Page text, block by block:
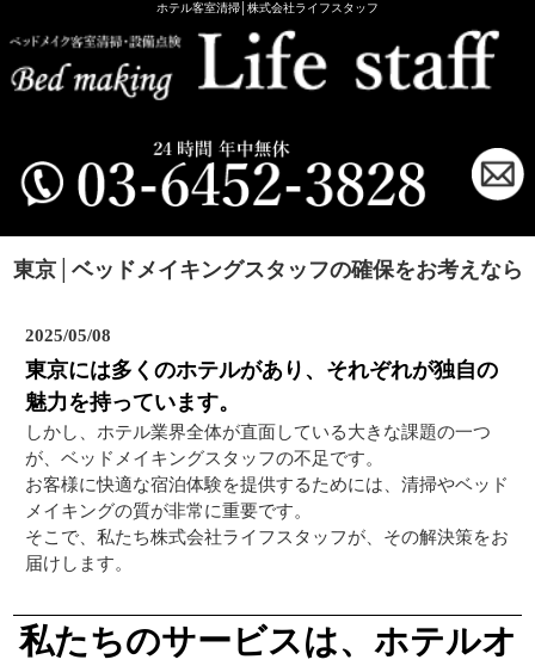
ホテル客室清掃│株式会社ライフスタッフ
東京│ベッドメイキングスタッフの確保をお考えなら
2025/05/08
東京には多くのホテルがあり、それぞれが独自の
魅力を持っています。
しかし、ホテル業界全体が直面している大きな課題の一つ
が、ベッドメイキングスタッフの不足です。
お客様に快適な宿泊体験を提供するためには、清掃やベッド
メイキングの質が非常に重要です。
そこで、私たち株式会社ライフスタッフが、その解決策をお
届けします。
私たちのサービスは、ホテルオ